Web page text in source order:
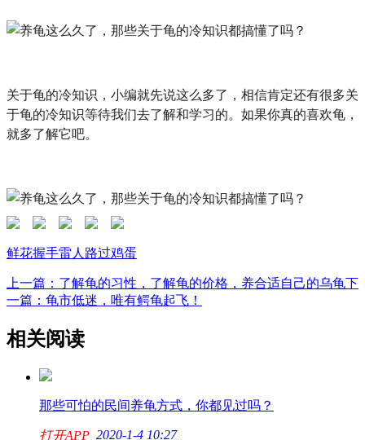
关于龟的冷知识，小编就先说这么多了，相信肯定还有很多关
于龟的冷知识等待我们去了解和学习的。如果你真的喜欢龟，
就多了解它吧。
鲜花握手雷人 路过鸡蛋
上一篇：了解龟的习性，了解龟的价格，养合适自己的乌龟下
一篇：龟市低迷，唯有鳄龟起飞！
相关阅读
那些可怕的民间养龟方式，你都见过吗？
2020-1-4 10:27
打开APP